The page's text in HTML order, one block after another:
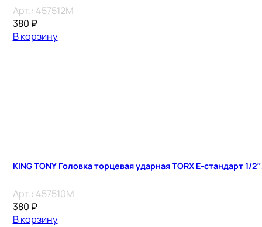
Арт.: 457512M
380 ₽
В корзину
KING TONY Головка торцевая ударная TORX Е-стандарт 1/
Арт.: 457510M
380 ₽
В корзину